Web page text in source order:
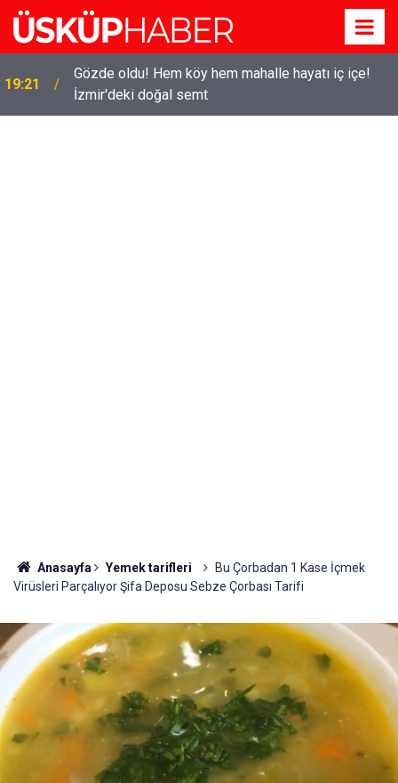
19:21
Gözde oldu! Hem köy hem mahalle hayatı iç içe!
İzmir'deki doğal semt
Anasayfa Yemek tarifleri
Bu Çorbadan 1 Kase İçmek
Virüsleri Parçalıyor Şifa Deposu Sebze Çorbası Tarifi